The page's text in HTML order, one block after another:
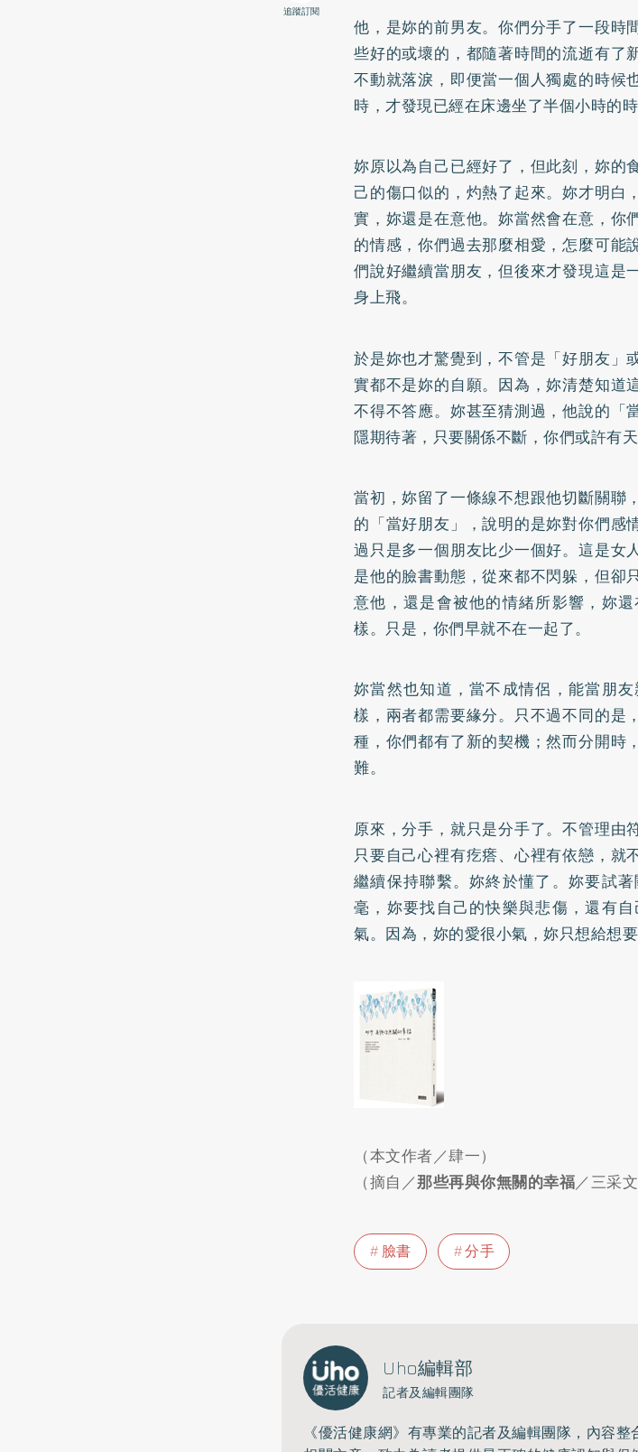
追蹤訂閱
他，是妳的前男友。你們分手了一段時
些好的或壞的，都隨著時間的流逝有了
不動就落淚，即便當一個人獨處的時候
時，才發現已經在床邊坐了半個小時的時
妳原以為自己已經好了，但此刻，妳的
己的傷口似的，灼熱了起來。妳才明白
實，妳還是在意他。妳當然會在意，你
的情感，你們過去那麼相愛，怎麼可能
們說好繼續當朋友，但後來才發現這是
身上飛。
於是妳也才驚覺到，不管是「好朋友」
實都不是妳的自願。因為，妳清楚知道
不得不答應。妳甚至猜測過，他說的「
隱期待著，只要關係不斷，你們或許有天
當初，妳留了一條線不想跟他切斷關聯
的「當好朋友」，說明的是妳對你們感
過只是多一個朋友比少一個好。這是女
是他的臉書動態，從來都不閃躲，但卻
意他，還是會被他的情緒所影響，妳
樣。只是，你們早就不在一起了。
妳當然也知道，當不成情侶，能當朋
樣，兩者都需要緣分。只不過不同的是
種，你們都有了新的契機；然而分開時
難。
原來，分手，就只是分手了。不管理由
只要自己心裡有疙瘩、心裡有依戀，就
繼續保持聯繫。妳終於懂了。妳要試
毫，妳要找自己的快樂與悲傷，還有
氣。因為，妳的愛很小氣，妳只想給想要
（本文作者／肆一）
（摘自／那些再與你無關的幸福／三采
臉書 分手
Uho編輯部
記者及編輯團隊
《優活健康網》有專業的記者及編輯團隊，內容